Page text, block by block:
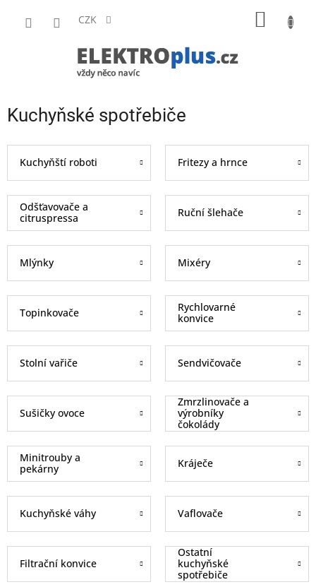
CZK
Kuchyňské spotřebiče
Kuchyňští roboti Fritezy a hrnce
Odšťavovače a
citruspressa
Ruční šlehače
Mlýnky Mixéry
Topinkovače
Rychlovarné
konvice
Stolní vařiče Sendvičovače
Sušičky ovoce
Zmrzlinovače a
výrobníky
čokolády
Minitrouby a
pekárny
Kráječe
Kuchyňské váhy Vaflovače
Filtrační konvice
Ostatní
kuchyňské
spotřebiče